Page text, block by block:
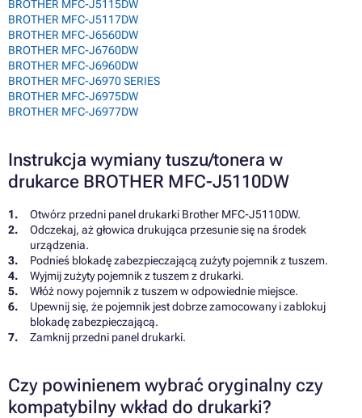
BROTHER MFC-J5115DW
BROTHER MFC-J5117DW
BROTHER MFC-J6560DW
BROTHER MFC-J6760DW
BROTHER MFC-J6960DW
BROTHER MFC-J6970 SERIES
BROTHER MFC-J6975DW
BROTHER MFC-J6977DW
Instrukcja wymiany tuszu/tonera w
drukarce BROTHER MFC-J5110DW
Otwórz przedni panel drukarki Brother MFC-J5110DW.
Odczekaj, aż głowica drukująca przesunie się na środek
urządzenia.
Podnieś blokadę zabezpieczającą zużyty pojemnik z tuszem.
Wyjmij zużyty pojemnik z tuszem z drukarki.
Włóż nowy pojemnik z tuszem w odpowiednie miejsce.
Upewnij się, że pojemnik jest dobrze zamocowany i zablokuj
blokadę zabezpieczającą.
Zamknij przedni panel drukarki.
Czy powinienem wybrać oryginalny czy
kompatybilny wkład do drukarki?